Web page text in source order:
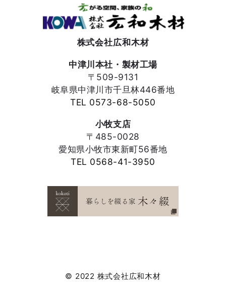
株式会社広和木材
中津川本社・製材工場
〒509-9131
岐阜県中津川市千旦林446番地
TEL 0573-68-5050
小牧支店
〒485-0028
愛知県小牧市東新町56番地
TEL 0568-41-3950
© 2022 株式会社広和木材